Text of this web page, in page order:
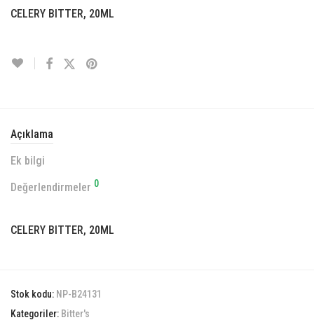
CELERY BITTER, 20ML
Açıklama
Ek bilgi
Değerlendirmeler 0
CELERY BITTER, 20ML
Stok kodu: NP-B24131
Kategoriler: Bitter's